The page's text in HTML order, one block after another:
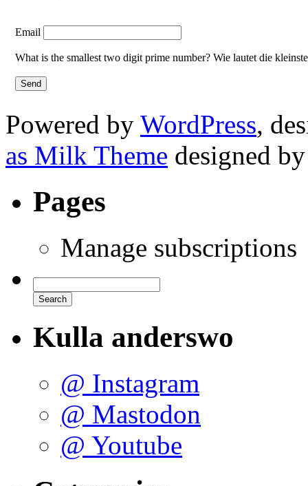
Email
What is the smallest two digit prime number? Wie lautet die
Powered by WordPress,
as Milk Theme designed
Pages
Manage subscriptions
Kulla anderswo
@ Instagram
@ Mastodon
@ Youtube